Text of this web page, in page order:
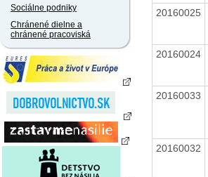
Sociálne podniky
Chránené dielne a
chránené pracoviská
20160025
20160024
20160033
20160032